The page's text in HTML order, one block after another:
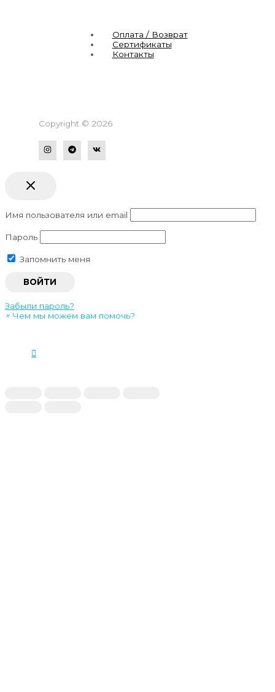
Оплата / Возврат
Сертификаты
Контакты
Copyright © 2026
Имя пользователя или email
Пароль
Запомнить меня
Забыли пароль?
× Чем мы можем вам помочь?